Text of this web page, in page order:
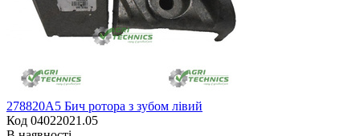
278820A5 Бич ротора з зубом лівий
Код 04022021.05